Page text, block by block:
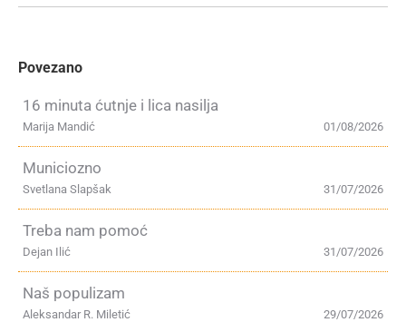
Povezano
16 minuta ćutnje i lica nasilja
01/08/2026
Marija Mandić
Municiozno
31/07/2026
Svetlana Slapšak
Treba nam pomoć
31/07/2026
Dejan Ilić
Naš populizam
29/07/2026
Aleksandar R. Miletić